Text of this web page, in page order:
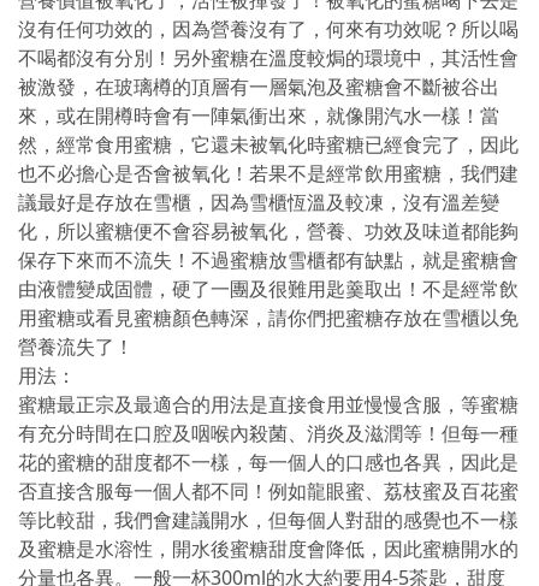
沒有任何功效的，因為營養沒有了，何來有功效呢？所以喝
不喝都沒有分別！另外蜜糖在溫度較焗的環境中，其活性會
被激發，在玻璃樽的頂層有一層氣泡及蜜糖會不斷被谷出
來，或在開樽時會有一陣氣衝出來，就像開汽水一樣！當
然，經常食用蜜糖，它還未被氧化時蜜糖已經食完了，因此
也不必擔心是否會被氧化！若果不是經常飲用蜜糖，我們建
議最好是存放在雪櫃，因為雪櫃恆溫及較凍，沒有溫差變
化，所以蜜糖便不會容易被氧化，營養、功效及味道都能夠
保存下來而不流失！不過蜜糖放雪櫃都有缺點，就是蜜糖會
由液體變成固體，硬了一團及很難用匙羹取出！不是經常飲
用蜜糖或看見蜜糖顏色轉深，請你們把蜜糖存放在雪櫃以免
營養流失了！
用法：
蜜糖最正宗及最適合的用法是直接食用並慢慢含服，等蜜糖
有充分時間在口腔及咽喉內殺菌、消炎及滋潤等！但每一種
花的蜜糖的甜度都不一樣，每一個人的口感也各異，因此是
否直接含服每一個人都不同！例如龍眼蜜、荔枝蜜及百花蜜
等比較甜，我們會建議開水，但每個人對甜的感覺也不一樣
及蜜糖是水溶性，開水後蜜糖甜度會降低，因此蜜糖開水的
分量也各異。一般一杯300ml的水大約要用4-5茶匙，甜度